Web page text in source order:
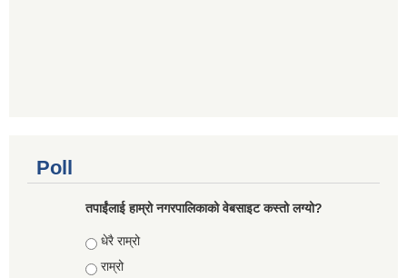
Poll
तपाईंलाई हाम्रो नगरपालिकाको वेबसाइट कस्तो लग्यो?
Choices
धेरै राम्रो
राम्रो